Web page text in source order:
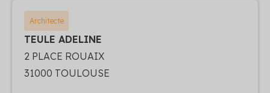
Architecte
TEULE ADELINE
2 PLACE ROUAIX
31000 TOULOUSE